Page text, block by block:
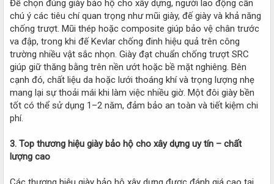
Để chọn đúng giày bảo hộ cho xây dựng, người lao động cần
chú ý các tiêu chí quan trọng như mũi giày, đế giày và khả năng
chống trượt. Mũi thép hoặc composite giúp bảo vệ chân trước
va đập, trong khi đế Kevlar chống đinh hiệu quả trên công
trường nhiều vật sắc nhọn. Giày đạt chuẩn chống trượt SRC
giúp giữ thăng bằng trên nền ướt hoặc bề mặt nghiêng. Bên
cạnh đó, chất liệu da hoặc lưới thoáng khí và trọng lượng nhẹ
mang lại sự thoải mái khi làm việc nhiều giờ. Một đôi giày bền
tốt có thể sử dụng 1–2 năm, đảm bảo an toàn và tiết kiệm chi
phí.
3. Top thương hiệu giày bảo hộ cho xây dựng uy tín – chất
lượng cao